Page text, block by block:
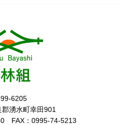
6205
湧水町幸田901
FAX：0995-74-5213